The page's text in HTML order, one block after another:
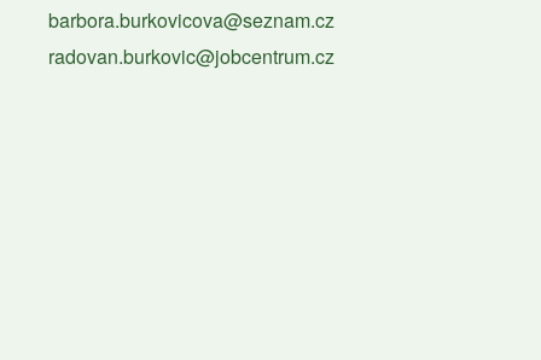
barbora.burkovicova@seznam.cz
radovan.burkovic@jobcentrum.cz